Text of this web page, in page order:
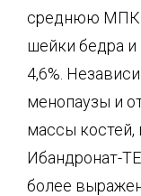
среднюю МПК
шейки бедра и
4,6%.
менопаузы и
массы костей,
Ибандронат-
более